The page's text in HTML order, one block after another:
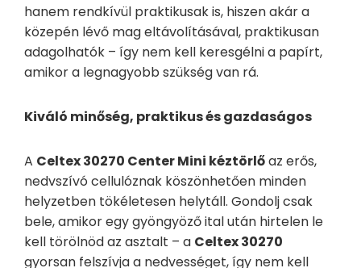
hanem rendkívül praktikusak is, hiszen akár a
közepén lévő mag eltávolításával, praktikusan
adagolhatók – így nem kell keresgélni a papírt,
amikor a legnagyobb szükség van rá.
Kiváló minőség, praktikus és gazdaságos
A Celtex 30270 Center Mini kéztörlőaz erős,
nedvszívó cellulóznak köszönhetően minden
helyzetben tökéletesen helytáll. Gondolj csak
bele, amikor egy gyöngyöző ital után hirtelen le
kell törölnöd az asztalt – a Celtex 30270
gyorsan felszívja a nedvességet, így nem kell